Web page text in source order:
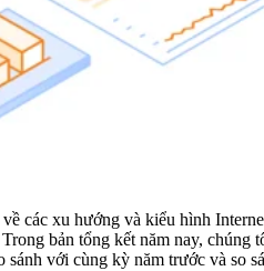
các xu hướng và kiểu hình
bản tổng kết năm nay, chúng
với cùng kỳ năm trước và so